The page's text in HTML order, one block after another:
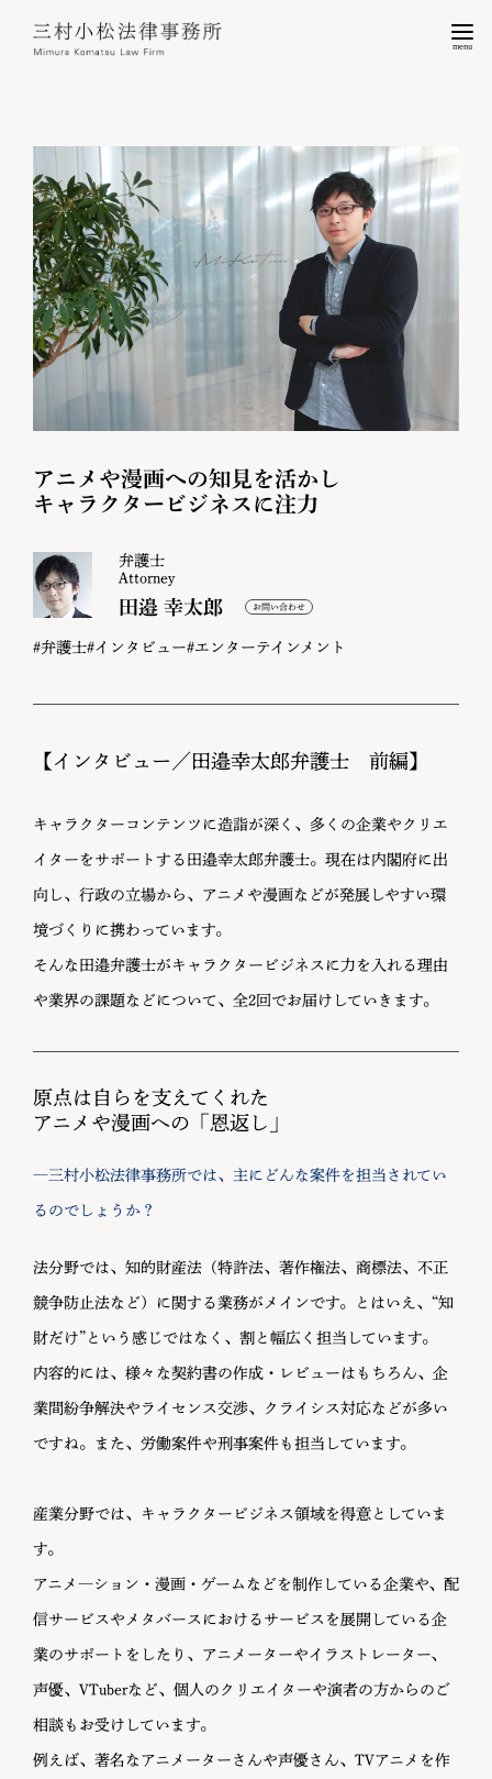
menu
アニメや漫画への知見を活かし
キャラクタービジネスに注力
弁護士
Attorney
田邉 幸太郎
#弁護士#インタビュー#エンターテインメント
【インタビュー／田邉幸太郎弁護士 前編】
キャラクターコンテンツに造詣が深く、多くの企業やクリエ
イターをサポートする田邉幸太郎弁護士。現在は内閣府に出
向し、行政の立場から、アニメや漫画などが発展しやすい環
境づくりに携わっています。
そんな田邉弁護士がキャラクタービジネスに力を入れる理由
や業界の課題などについて、全2回でお届けしていきます。
原点は自らを支えてくれた
アニメや漫画への「恩返し」
―三村小松法律事務所では、主にどんな案件を担当されてい
るのでしょうか？
法分野では、知的財産法（特許法、著作権法、商標法、不正
競争防止法など）に関する業務がメインです。とはいえ、“知
財だけ”という感じではなく、割と幅広く担当しています。
内容的には、様々な契約書の作成・レビューはもちろん、企
業間紛争解決やライセンス交渉、クライシス対応などが多い
ですね。また、労働案件や刑事案件も担当しています。
産業分野では、キャラクタービジネス領域を得意としていま
す。
アニメ―ション・漫画・ゲームなどを制作している企業や、配
信サービスやメタバースにおけるサービスを展開している企
業のサポートをしたり、アニメーターやイラストレーター、
声優、VTuberなど、個人のクリエイターや演者の方からのご
相談もお受けしています。
例えば、著名なアニメーターさんや声優さん、TVアニメを作